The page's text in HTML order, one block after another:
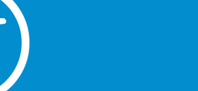
Maracanã. Com entrada gratuita,
repleta de atrações imperdíveis,
Artesanato Itinerante, o show
espetáculo infantil “Patrulha Pet”.
conta com pista de patinação,